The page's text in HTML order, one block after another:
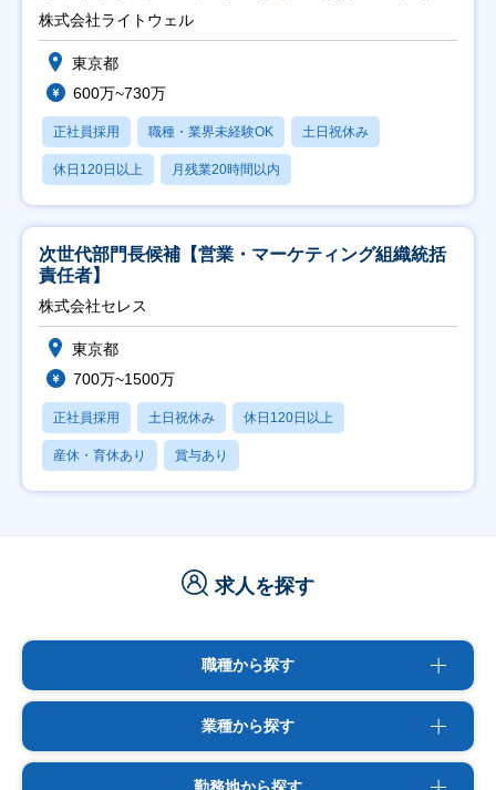
能】
株式会社ライトウェル
東京都
600万~730万
正社員採用 職種・業界未経験OK 土日祝休み
休日120日以上 月残業20時間以内
次世代部門長候補【営業・マーケティング組織統括
責任者】
株式会社セレス
東京都
700万~1500万
正社員採用 土日祝休み 休日120日以上
産休・育休あり 賞与あり
求人を探す
職種から探す
業種から探す